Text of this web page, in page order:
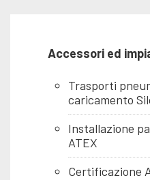
Accessori ed
Trasporti
caricamento
Installazione
ATEX
Certificazione